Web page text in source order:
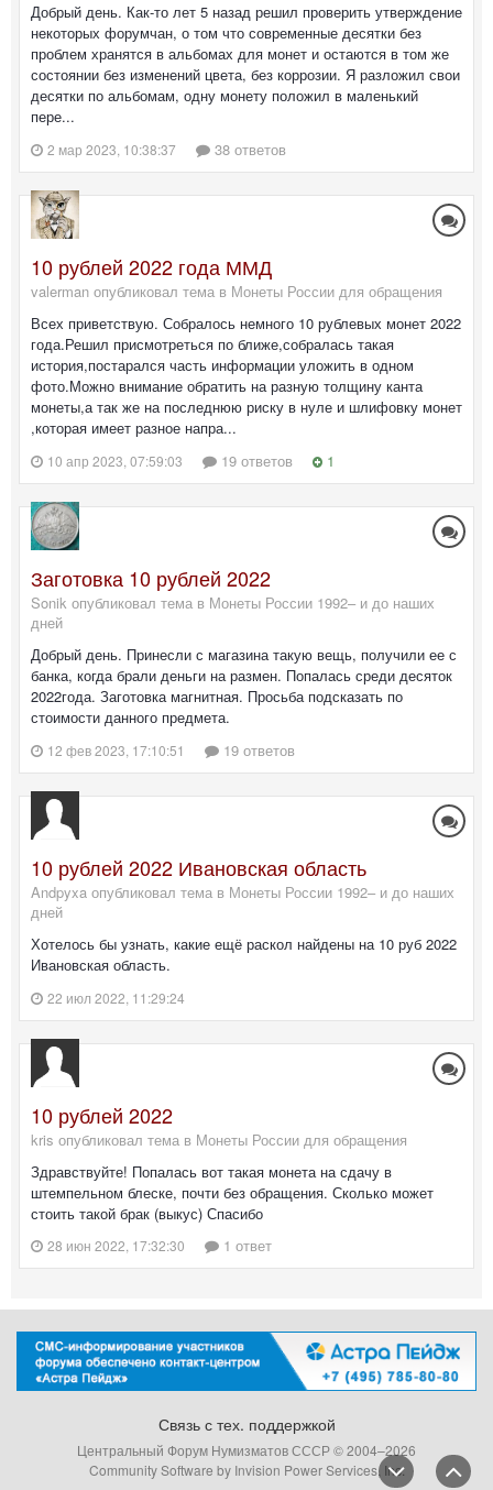
Добрый день. Как-то лет 5 назад решил проверить утверждение
некоторых форумчан, о том что современные десятки без
проблем хранятся в альбомах для монет и остаются в том же
состоянии без изменений цвета, без коррозии. Я разложил свои
десятки по альбомам, одну монету положил в маленький
пере...
2 мар 2023, 10:38:37 38 ответов
10 рублей 2022 года ММД
valerman опубликовал тема в Монеты России для обращения
Всех приветствую. Собралось немного 10 рублевых монет 2022
года.Решил присмотреться по ближе,собралась такая
история,постарался часть информации уложить в одном
фото.Можно внимание обратить на разную толщину канта
монеты,а так же на последнюю риску в нуле и шлифовку монет
,которая имеет разное напра...
10 апр 2023, 07:59:03 19 ответов 1
Заготовка 10 рублей 2022
Sonik опубликовал тема в Монеты России 1992– и до наших
дней
Добрый день. Принесли с магазина такую вещь, получили ее с
банка, когда брали деньги на размен. Попалась среди десяток
2022года. Заготовка магнитная. Просьба подсказать по
стоимости данного предмета.
12 фев 2023, 17:10:51 19 ответов
10 рублей 2022 Ивановская область
Andpyxa опубликовал тема в Монеты России 1992– и до наших
дней
Хотелось бы узнать, какие ещё раскол найдены на 10 руб 2022
Ивановская область.
22 июл 2022, 11:29:24
10 рублей 2022
kris опубликовал тема в Монеты России для обращения
Здравствуйте! Попалась вот такая монета на сдачу в
штемпельном блеске, почти без обращения. Сколько может
стоить такой брак (выкус) Спасибо
28 июн 2022, 17:32:30 1 ответ
Связь с тех. поддержкой
Центральный Форум Нумизматов СССР © 2004–2026
Community Software by Invision Power Services, Inc.